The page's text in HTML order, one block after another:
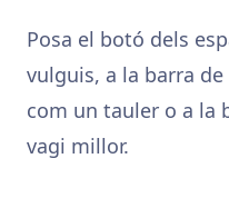
Posa el botó dels
vulguis, a la barra
com un tauler o a la
vagi millor.